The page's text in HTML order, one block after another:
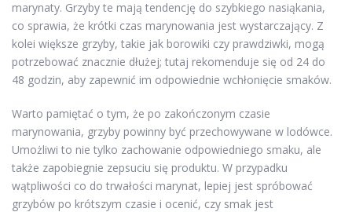
marynaty. Grzyby te mają tendencję do szybkiego nasiąkania,
co sprawia, że krótki czas marynowania jest wystarczający. Z
kolei większe grzyby, takie jak borowiki czy prawdziwki, mogą
potrzebować znacznie dłużej; tutaj rekomenduje się od 24 do
48 godzin, aby zapewnić im odpowiednie wchłonięcie smaków.
Warto pamiętać o tym, że po zakończonym czasie
marynowania, grzyby powinny być przechowywane w lodówce.
Umożliwi to nie tylko zachowanie odpowiedniego smaku, ale
także zapobiegnie zepsuciu się produktu. W przypadku
wątpliwości co do trwałości marynat, lepiej jest spróbować
grzybów po krótszym czasie i ocenić, czy smak jest